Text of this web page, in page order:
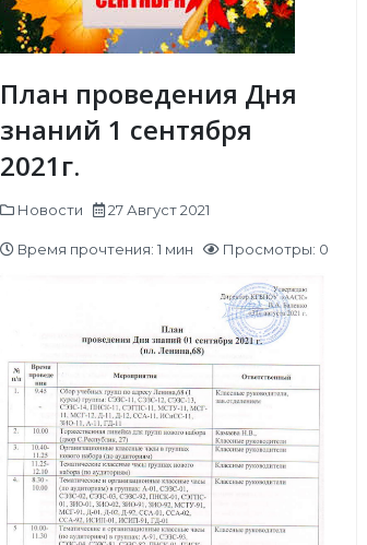
План проведения Дня
знаний 1 сентября
2021г.
Новости 27 Август 2021
Время прочтения: 1 мин Просмотры: 0